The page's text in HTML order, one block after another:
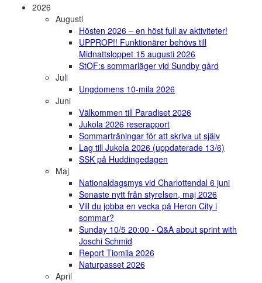
2026
Augusti
Hösten 2026 – en höst full av aktiviteter!
UPPROP!! Funktionärer behövs till
Midnattsloppet 15 augusti 2026
StOF:s sommarläger vid Sundby gård
Juli
Ungdomens 10-mila 2026
Juni
Välkommen till Paradiset 2026
Jukola 2026 reserapport
Sommarträningar för att skriva ut själv
Lag till Jukola 2026 (uppdaterade 13/6)
SSK på Huddingedagen
Maj
Nationaldagsmys vid Charlottendal 6 juni
Senaste nytt från styrelsen, maj 2026
Vill du jobba en vecka på Heron City i
sommar?
Sunday 10/5 20:00 - Q&A about sprint with
Joschi Schmid
Report Tiomila 2026
Naturpasset 2026
April